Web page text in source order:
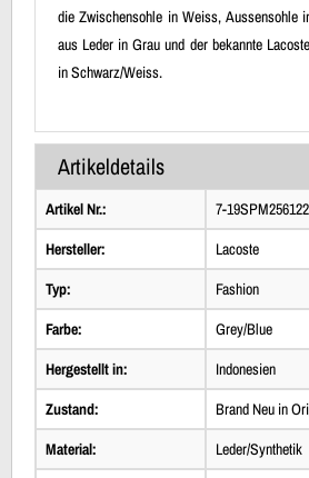
die Zwischensohle in Weiss, Aussensohle
aus Leder in Grau und der bekannte
in Schwarz/Weiss.
Artikeldetails
Artikel Nr.:
7-
Hersteller:
Lacoste
Typ:
Fashion
Farbe:
Grey/Blue
Hergestellt in:
Indonesien
Zustand:
Brand Neu in
Material:
Leder/Synthetik